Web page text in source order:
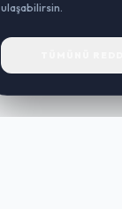
ulaşabilirsin.